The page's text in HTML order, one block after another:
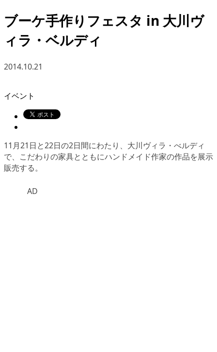
ブーケ手作りフェスタ in 大川ヴ
ィラ・ベルディ
2014.10.21
イベント
11月21日と22日の2日間にわたり、大川ヴィラ・べルディ
で、こだわりの家具とともにハンドメイド作家の作品を展示
販売する。
AD